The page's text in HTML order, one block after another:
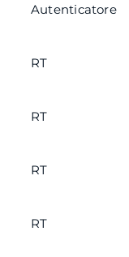
Autenticatore
RT
RT
RT
RT